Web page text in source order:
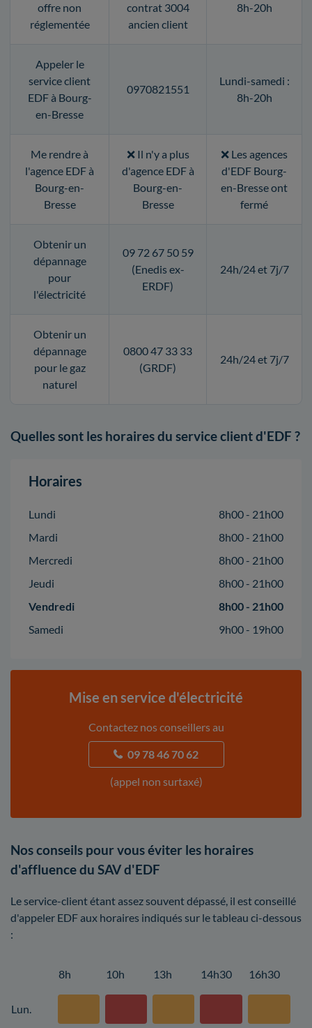
offre non
réglementée
contrat 3004
ancien client
8h-20h
Appeler le
service client
EDF à Bourg-
en-Bresse
0970821551
Lundi-samedi :
8h-20h
Me rendre à
l'agence EDF à
Bourg-en-
Bresse
❌ Il n'y a plus
d'agence EDF à
Bourg-en-
Bresse
❌ Les agences
d'EDF Bourg-
en-Bresse ont
fermé
Obtenir un
dépannage
pour
l'électricité
09 72 67 50 59
(Enedis ex-
ERDF)
24h/24 et 7j/7
Obtenir un
dépannage
pour le gaz
naturel
0800 47 33 33
(GRDF)
24h/24 et 7j/7
Quelles sont les horaires du service client d'EDF ?
Horaires
Lundi
8h00 - 21h00
Mardi
8h00 - 21h00
Mercredi
8h00 - 21h00
Jeudi
8h00 - 21h00
Vendredi
8h00 - 21h00
Samedi
9h00 - 19h00
Mise en service d'électricité
Contactez nos conseillers au
09 78 46 70 62
(appel non surtaxé)
Nos conseils pour vous éviter les horaires
d'affluence du SAV d'EDF
Le service-client étant assez souvent dépassé, il est conseillé
d'appeler EDF aux horaires indiqués sur le tableau ci-dessous
:
8h 10h 13h 14h30 16h30
Lun.